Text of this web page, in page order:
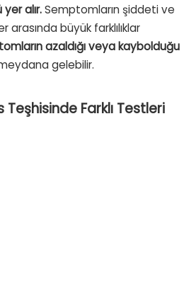
alır.Semptomların şiddeti ve
büyük farklılıklar
azaldığı veya kaybolduğu
gelebilir.
Teşhisinde Farklı Testleri